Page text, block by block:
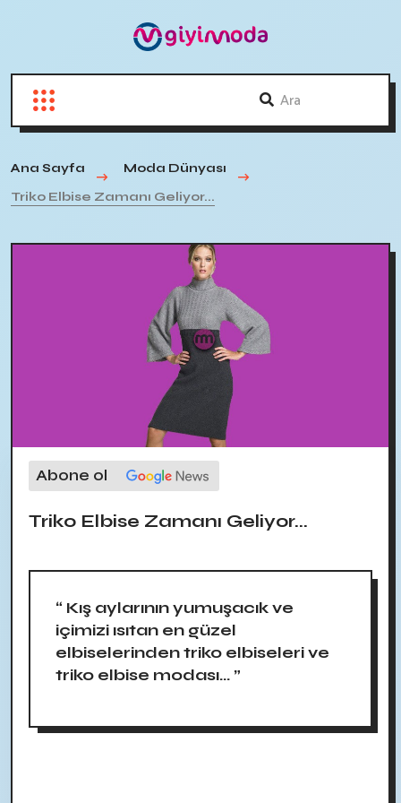
Ana Sayfa
Moda Dünyası
Triko Elbise Zamanı Geliyor...
Abone ol
Triko Elbise Zamanı Geliyor...
“ Kış aylarının yumuşacık ve
içimizi ısıtan en güzel
elbiselerinden triko elbiseleri ve
triko elbise modası... ”